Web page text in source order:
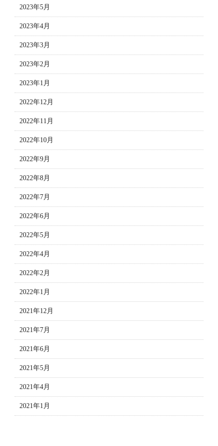
2023年5月
2023年4月
2023年3月
2023年2月
2023年1月
2022年12月
2022年11月
2022年10月
2022年9月
2022年8月
2022年7月
2022年6月
2022年5月
2022年4月
2022年2月
2022年1月
2021年12月
2021年7月
2021年6月
2021年5月
2021年4月
2021年1月